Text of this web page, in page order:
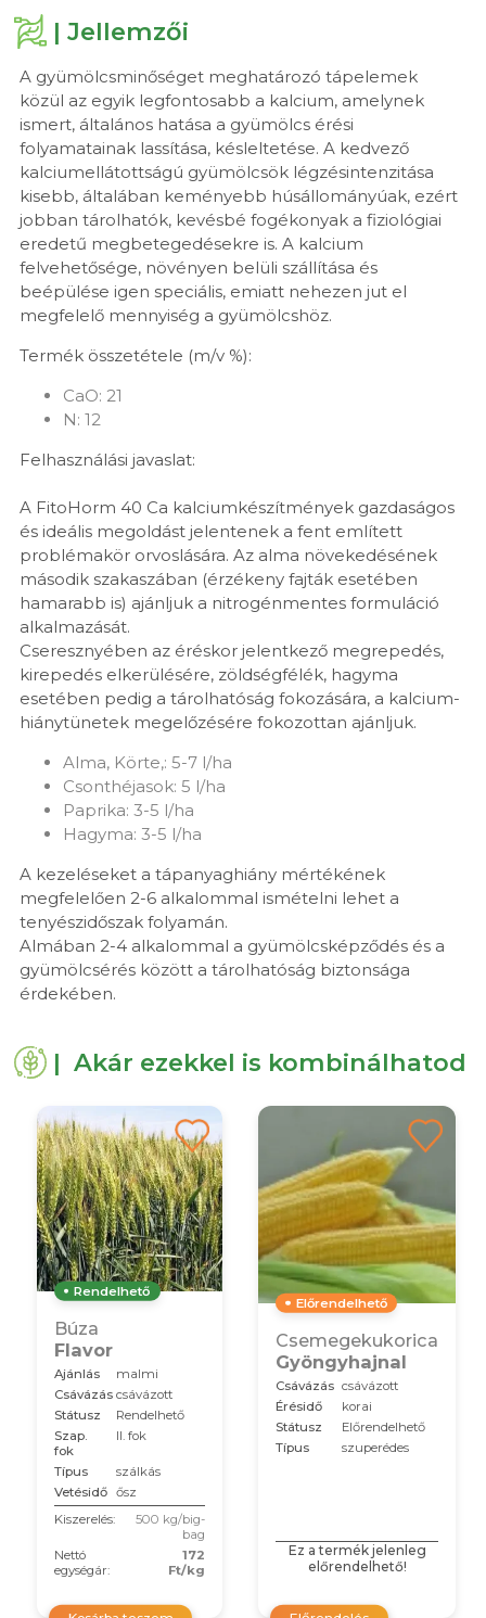
| Jellemzői
A gyümölcsminőséget meghatározó tápelemek
közül az egyik legfontosabb a kalcium, amelynek
ismert, általános hatása a gyümölcs érési
folyamatainak lassítása, késleltetése. A kedvező
kalciumellátottságú gyümölcsök légzésintenzitása
kisebb, általában keményebb húsállományúak, ezért
jobban tárolhatók, kevésbé fogékonyak a fiziológiai
eredetű megbetegedésekre is. A kalcium
felvehetősége, növényen belüli szállítása és
beépülése igen speciális, emiatt nehezen jut el
megfelelő mennyiség a gyümölcshöz.
Termék összetétele (m/v %):
CaO: 21
N: 12
Felhasználási javaslat:
A FitoHorm 40 Ca kalciumkészítmények gazdaságos
és ideális megoldást jelentenek a fent említett
problémakör orvoslására. Az alma növekedésének
második szakaszában (érzékeny fajták esetében
hamarabb is) ajánljuk a nitrogénmentes formuláció
alkalmazását.
Cseresznyében az éréskor jelentkező megrepedés,
kirepedés elkerülésére, zöldségfélék, hagyma
esetében pedig a tárolhatóság fokozására, a kalcium-
hiánytünetek megelőzésére fokozottan ajánljuk.
Alma, Körte,: 5-7 l/ha
Csonthéjasok: 5 l/ha
Paprika: 3-5 l/ha
Hagyma: 3-5 l/ha
A kezeléseket a tápanyaghiány mértékének
megfelelően 2-6 alkalommal ismételni lehet a
tenyészidőszak folyamán.
Almában 2-4 alkalommal a gyümölcsképződés és a
gyümölcsérés között a tárolhatóság biztonsága
érdekében.
| Akár ezekkel is kombinálhatod
Rendelhető
Búza
Flavor
Ajánlás
malmi
Csávázás csávázott
Státusz
Rendelhető
Szap.
fok
II. fok
Típus
szálkás
Vetésidő ősz
Kiszerelés:
500 kg/big-
bag
Nettó
egységár:
172
Ft/kg
Előrendelhető
Csemegekukorica
Gyöngyhajnal
Csávázás csávázott
Érésidő
korai
Státusz
Előrendelhető
Típus
szuperédes
Ez a termék jelenleg
előrendelhető!